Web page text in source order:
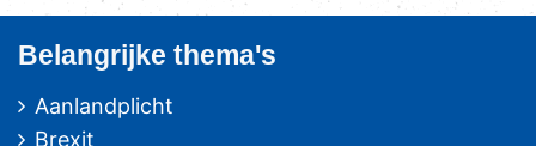
Belangrijke thema's
Aanlandplicht
Brexit